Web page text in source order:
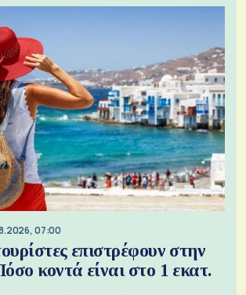
07:00
επιστρέφουν στην
κοντά είναι στο 1 εκατ.